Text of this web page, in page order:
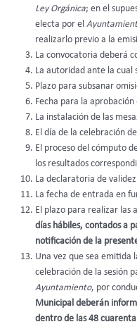
Ley Orgánica; en el
electa por el
realizarlo previo a la
La convocatoria deberá
La autoridad ante la cual
Plazo para subsanar
Fecha para la
La instalación de las
El día de la celebración
El proceso del cómputo
los resultados
La declaratoria de
La fecha de entrada en
El plazo para realizar las
días hábiles, contados a
notificación de la
Una vez que sea emitida
celebración de la sesión
Ayuntamiento, por
Municipal deberán
dentro de las 48